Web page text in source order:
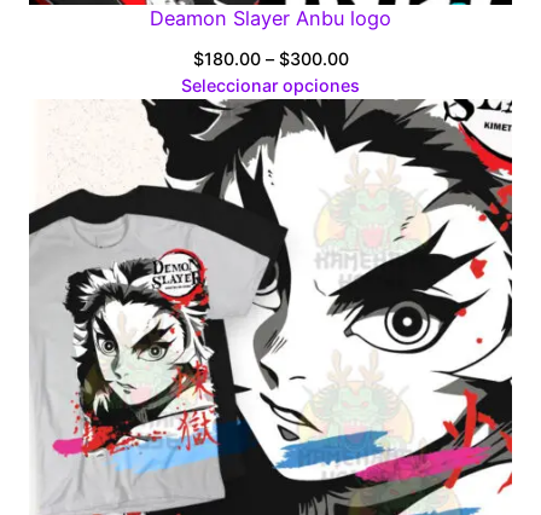
Deamon Slayer Anbu logo
$180.00 – $300.00Price
range:
$180.00
through
$300.00
Seleccionar opciones